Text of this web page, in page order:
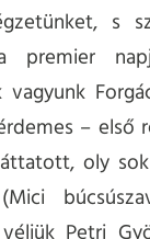
s
premier
– első
oly